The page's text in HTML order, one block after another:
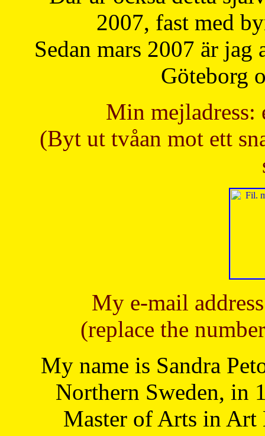
2007, fast med
Sedan mars 2007 är
Göteborg
Min mejladress:
(Byt ut tvåan mot ett
My e-mail
(replace the
My name is Sandra
Northern Sweden, in
Master of Arts in Art